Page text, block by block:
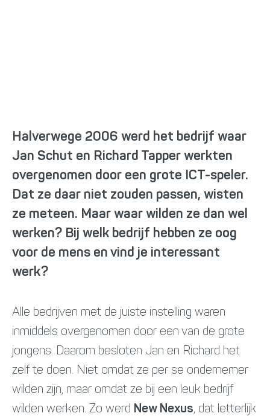
Halverwege 2006 werd het bedrijf waar
Jan Schut en Richard Tapper werkten
overgenomen door een grote ICT-speler.
Dat ze daar niet zouden passen, wisten
ze meteen. Maar waar wilden ze dan wel
werken? Bij welk bedrijf hebben ze oog
voor de mens en vind je interessant
werk?
Alle bedrijven met de juiste instelling waren
inmiddels overgenomen door een van de grote
jongens. Daarom besloten Jan en Richard het
zelf te doen. Niet omdat ze per se ondernemer
wilden zijn, maar omdat ze bij een leuk bedrijf
wilden werken. Zo werd New Nexus, dat letterlijk